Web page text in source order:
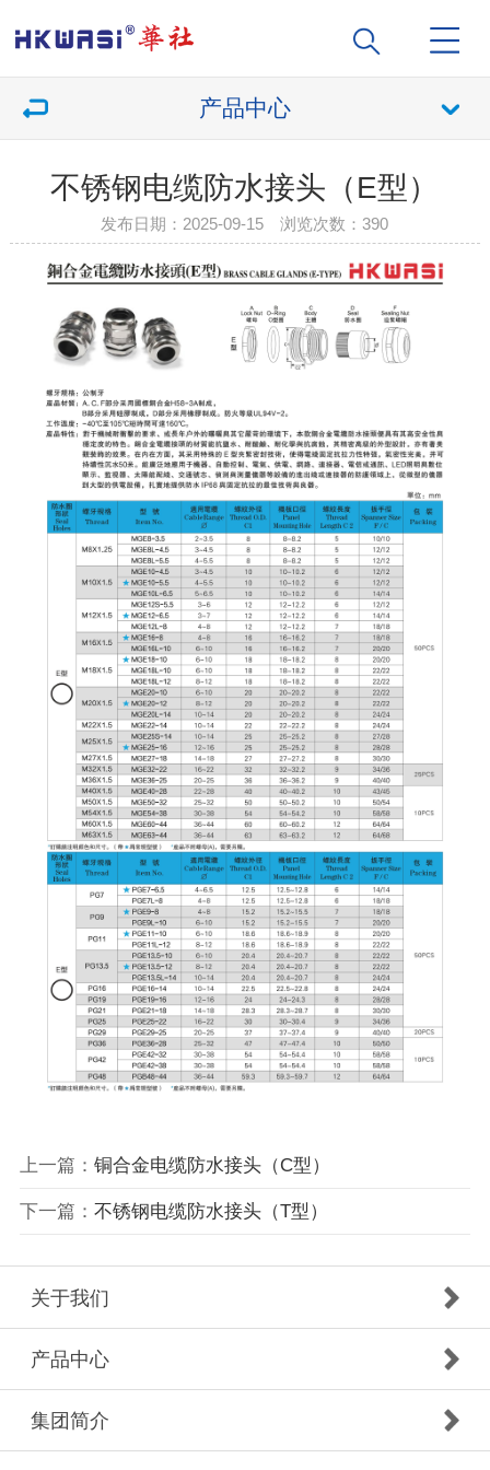
产品中心
不锈钢电缆防水接头（E型）
发布日期：2025-09-15 浏览次数：390
上一篇： 铜合金电缆防水接头（C型）
下一篇： 不锈钢电缆防水接头（T型）
关于我们
产品中心
集团简介